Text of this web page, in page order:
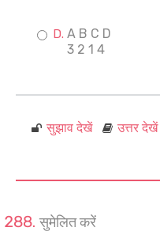
A B C D
3 2 1 4
सुझाव देखें उत्तर देखें
सुमेलित करें